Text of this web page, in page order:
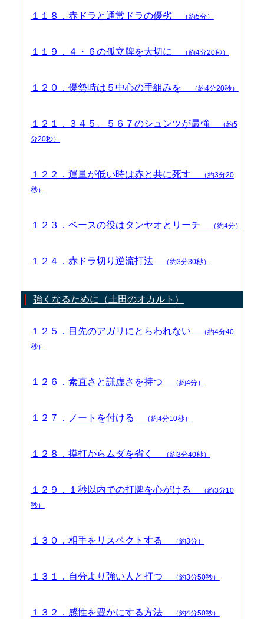
１１８．赤ドラと通常ドラの優劣 （約5分）
１１９．４・６の孤立牌を大切に （約4分20秒）
１２０．優勢時は５中心の手組みを （約4分20秒）
１２１．３４５、５６７のシュンツが最強
（約5
分20秒）
１２２．運量が低い時は赤と共に死す
（約3分20
秒）
１２３．ベースの役はタンヤオとリーチ （約4分）
１２４．赤ドラ切り逆流打法 （約3分30秒）
強くなるために（土田のオカルト）
１２５．目先のアガリにとらわれない
（約4分40
秒）
１２６．素直さと謙虚さを持つ （約4分）
１２７．ノートを付ける （約4分10秒）
１２８．摸打からムダを省く （約3分40秒）
１２９．１秒以内での打牌を心がける
（約3分10
秒）
１３０．相手をリスペクトする （約3分）
１３１．自分より強い人と打つ （約3分50秒）
１３２．感性を豊かにする方法 （約4分50秒）